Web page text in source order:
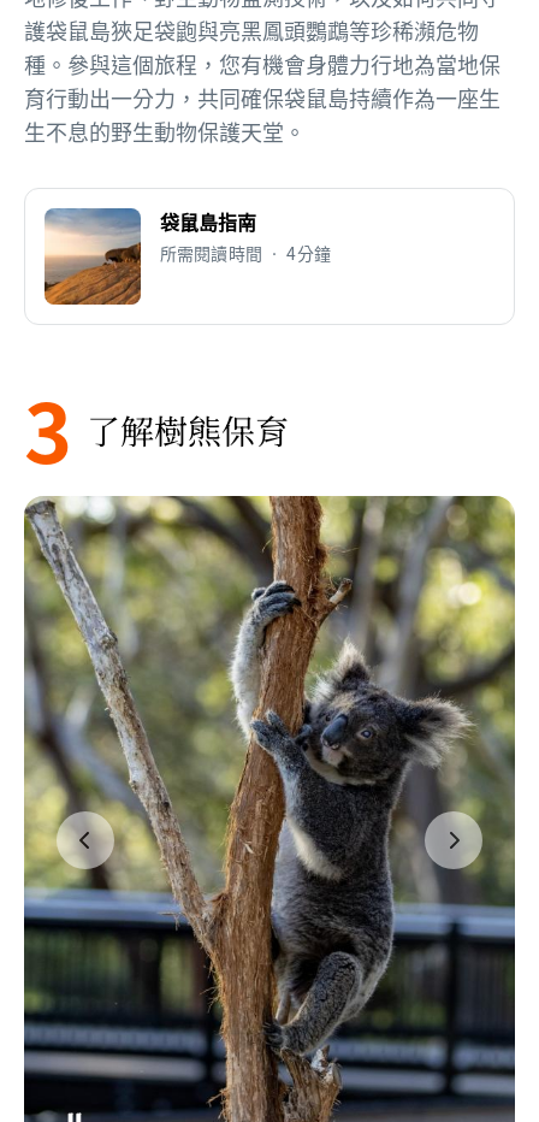
護袋鼠島狹足袋鼩與亮黑鳳頭鸚鵡等珍稀瀕危物
種。參與這個旅程，您有機會身體力行地為當地保
育行動出一分力，共同確保袋鼠島持續作為一座生
生不息的野生動物保護天堂。
袋鼠島指南
所需閱讀時間 • 4分鐘
3 了解樹熊保育